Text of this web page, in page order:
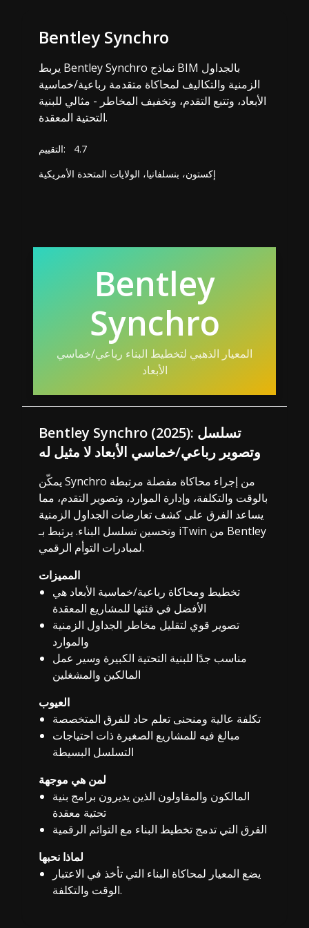
Bentley Synchro
يربط Bentley Synchro نماذج BIM بالجداول
الزمنية والتكاليف لمحاكاة متقدمة رباعية/خماسية
الأبعاد، وتتبع التقدم، وتخفيف المخاطر - مثالي للبنية
التحتية المعقدة.
التقييم:
4.7
إكستون، بنسلفانيا، الولايات المتحدة الأمريكية
Bentley
Synchro
المعيار الذهبي لتخطيط البناء رباعي/خماسي
الأبعاد
Bentley Synchro (2025): تسلسل
وتصوير رباعي/خماسي الأبعاد لا مثيل له
يمكّن Synchro من إجراء محاكاة مفصلة مرتبطة
بالوقت والتكلفة، وإدارة الموارد، وتصوير التقدم، مما
يساعد الفرق على كشف تعارضات الجداول الزمنية
وتحسين تسلسل البناء. يرتبط بـ iTwin من Bentley
لمبادرات التوأم الرقمي.
المميزات
تخطيط ومحاكاة رباعية/خماسية الأبعاد هي
الأفضل في فئتها للمشاريع المعقدة
تصوير قوي لتقليل مخاطر الجداول الزمنية
والموارد
مناسب جدًا للبنية التحتية الكبيرة وسير عمل
المالكين والمشغلين
العيوب
تكلفة عالية ومنحنى تعلم حاد للفرق المتخصصة
مبالغ فيه للمشاريع الصغيرة ذات احتياجات
التسلسل البسيطة
لمن هي موجهة
المالكون والمقاولون الذين يديرون برامج بنية
تحتية معقدة
الفرق التي تدمج تخطيط البناء مع التوائم الرقمية
لماذا نحبها
يضع المعيار لمحاكاة البناء التي تأخذ في الاعتبار
الوقت والتكلفة.